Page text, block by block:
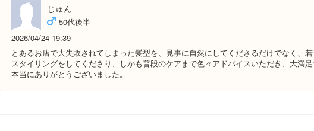
じゅん
50代後半
2026/04/24 19:39
とあるお店で大失敗されてしまった髪型を、見事に自然にしてくださるだけでなく、
スタイリングをしてくださり、しかも普段のケアまで色々アドバイスいただき、大満
本当にありがとうございました。